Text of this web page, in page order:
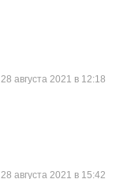
28 августа 2021 в 12:18
28 августа 2021 в 15:42